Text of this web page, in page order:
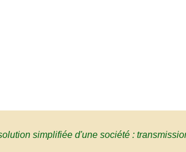
simplifiée d'une société :